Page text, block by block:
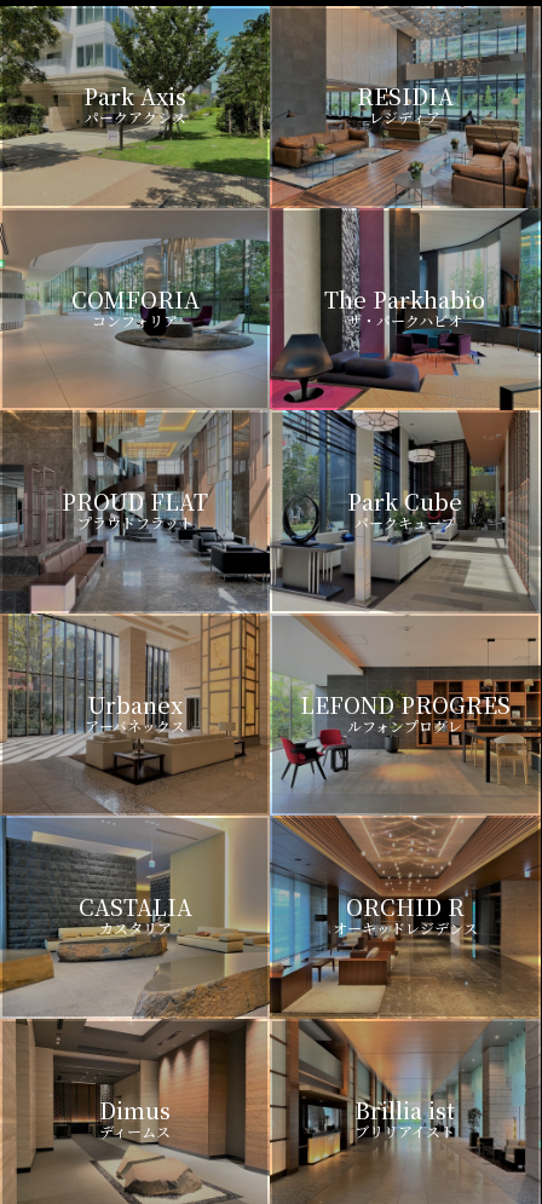
Park Axis
パークアクシス
RESIDIA
レジディア
COMFORIA
コンフォリア
The Parkhabio
ザ・パークハビオ
PROUD FLAT
プラウドフラット
Park Cube
パークキューブ
Urbanex
アーバネックス
LEFOND PROGRES
ルフォンプログレ
CASTALIA
カスタリア
ORCHID R
オーキッドレジデンス
Dimus
ディームス
Brillia ist
ブリリアイスト